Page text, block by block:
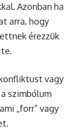
Azonban ha
arra, hogy
érezzük
vagy
szimbólum
„forr” vagy